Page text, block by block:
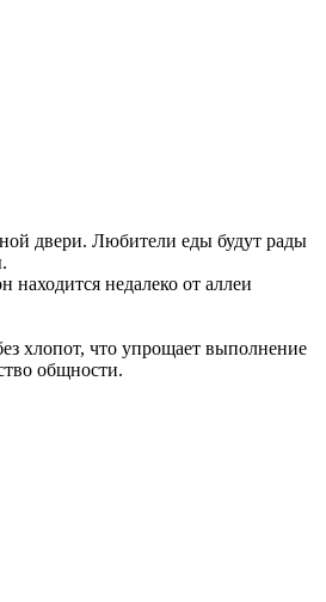
двери. Любители еды будут рады
недалеко от аллеи
хлопот, что упрощает выполнение
общности.